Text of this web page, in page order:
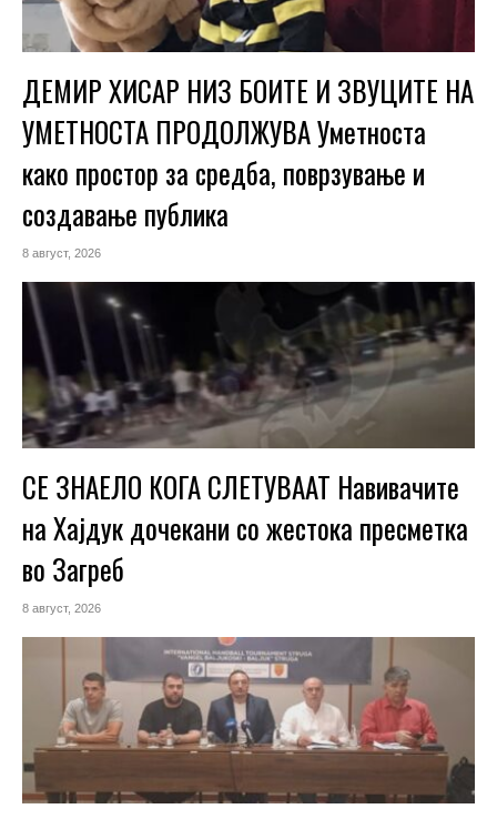
ДЕМИР ХИСАР НИЗ БОИТЕ И ЗВУЦИТЕ НА
УМЕТНОСТА ПРОДОЛЖУВА Уметноста
како простор за средба, поврзување и
создавање публика
8 август, 2026
СЕ ЗНАЕЛО КОГА СЛЕТУВААТ Навивачите
на Хајдук дочекани со жестока пресметка
во Загреб
8 август, 2026